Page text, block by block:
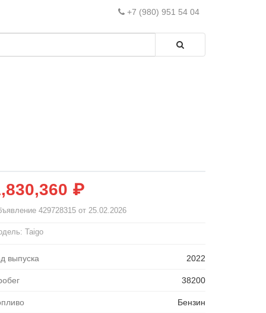
+7 (980) 951 54 04
₽
429728315 от 25.02.2026
Taigo
выпуска 2022
38200
Бензин